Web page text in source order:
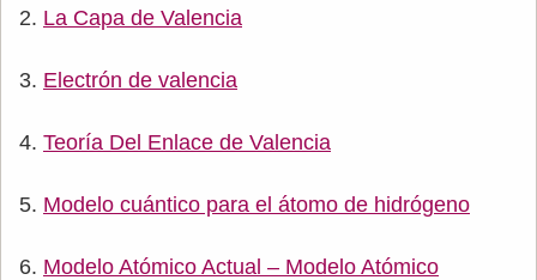
La Capa de Valencia
Electrón de valencia
Teoría Del Enlace de Valencia
Modelo cuántico para el átomo de hidrógeno
Modelo Atómico Actual – Modelo Atómico